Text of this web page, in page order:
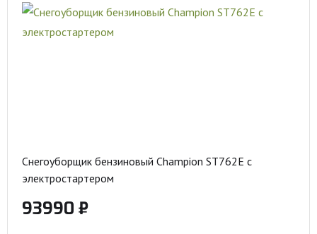
Снегоуборщик бензиновый Champion ST762E с
электростартером
93990 ₽